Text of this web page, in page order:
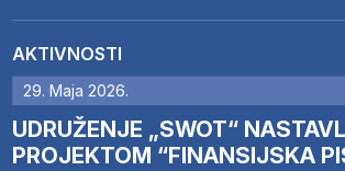
AKTIVNOSTI
29. Maja 2026.
UDRUŽENJE „SWOT“
PROJEKTOM “FINANSIJSKA